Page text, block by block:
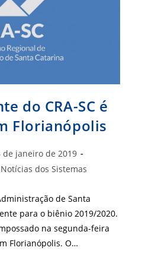
do CRA-SC é
Florianópolis
de janeiro de 2019
Notícias dos Sistemas
de Santa
para o biênio 2019/2020.
na segunda-feira
Florianópolis. O…